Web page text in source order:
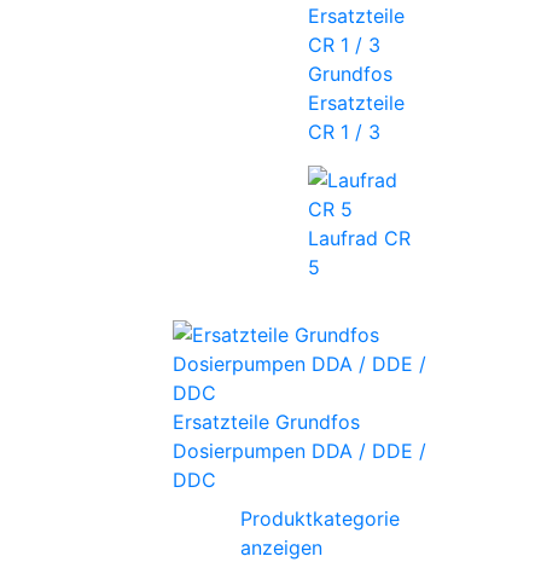
Grundfos
Ersatzteile
CR 1 / 3
Laufrad CR
5
Ersatzteile Grundfos
Dosierpumpen DDA / DDE /
DDC
Produktkategorie
anzeigen